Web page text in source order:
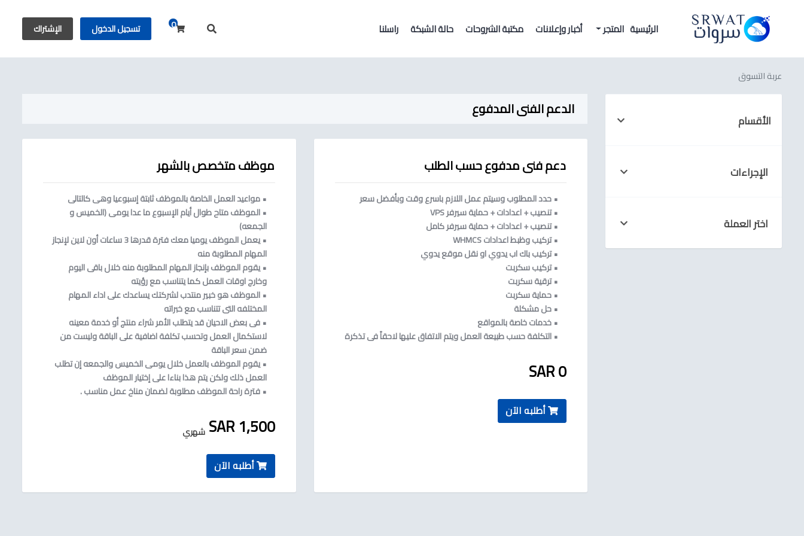
الرئيسية المتجر أخبار وإعلانات مكتبة الشروحات حالة الشبكة راسلنا 0
عربة التسوقتسجيل الدخول الإشتراك
عربة التسوق
الأقسام
الإجراءات
اختر العملة
الدعم الفنى المدفوع
دعم فنى مدفوع حسب الطلب
• حدد المطلوب وسيتم عمل اللازم باسرع وقت وبأفضل سعر
• تنصيب + اعدادات + حماية سيرفر VPS
• تنصيب + اعدادات + حماية سيرفر كامل
• تركيب وظبط اعدادات WHMCS
• تركيب باك اب يدوي او نقل موقع يدوي
• تركيب سكربت
• ترقية سكربت
• حماية سكربت
• حل مشكلة
• خدمات خاصة بالمواقع
• التكلفة حسب طبيعة العمل ويتم الاتفاق عليها لاحقاً فى تذكرة
0 SAR
أطلبه الآن
موظف متخصص بالشهر
• مواعيد العمل الخاصة بالموظف ثابتة إسبوعيا وهى كالتالى
• الموظف متاح طوال أيام الإسبوع ما عدا يومى (الخميس و
الجمعه)
• يعمل الموظف يوميا معك فترة قدرها 3 ساعات أون لاين لإنجاز
المهام المطلوبة منه
• يقوم الموظف بإنجاز المهام المطلوبة منه خلال باقى اليوم
وخارج اوقات العمل كما يتناسب مع رؤيته
• الموظف هو خبير منتدب لشركتك يساعدك على اداء المهام
المختلفه التى تتناسب مع خبراته
• فى بعض الاحيان قد يتطلب الأمر شراء منتج أو خدمة معينه
لاستكمال العمل وتحسب تكلفة اضافية على الباقة وليست من
ضمن سعر الباقة
• يقوم الموظف بالعمل خلال يومى الخميس والجمعه إن تطلب
العمل ذلك ولكن يتم هذا بناءا على إختيار الموظف
• فترة راحة الموظف مطلوبة لضمان مناخ عمل مناسب .
1,500 SAR شهري
أطلبه الآن